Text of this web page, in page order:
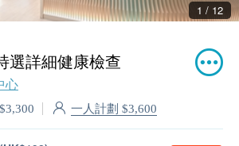
2 / 12
選詳細健康檢查
心
一人計劃 $3,600